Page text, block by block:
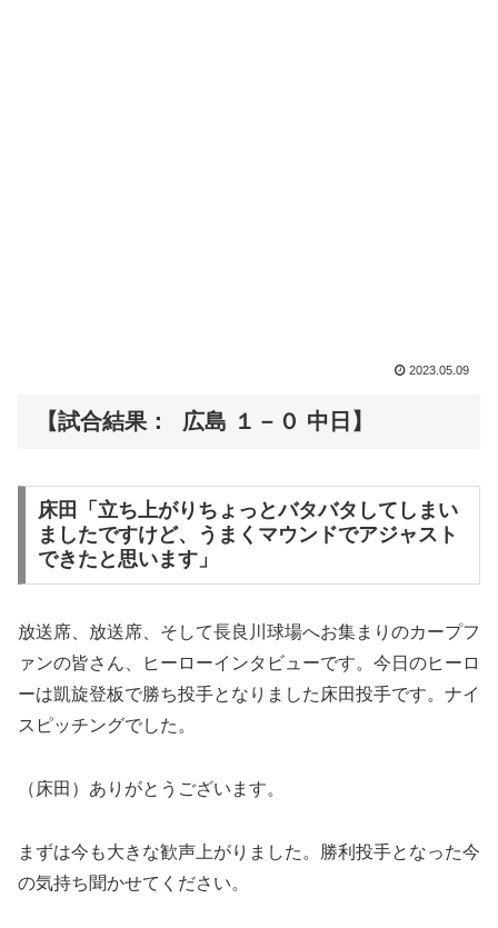
2023.05.09
【試合結果： 広島 １－０ 中日】
床田「立ち上がりちょっとバタバタしてしまい
ましたですけど、うまくマウンドでアジャスト
できたと思います」
放送席、放送席、そして長良川球場へお集まりのカープフ
ァンの皆さん、ヒーローインタビューです。今日のヒーロ
ーは凱旋登板で勝ち投手となりました床田投手です。ナイ
スピッチングでした。
（床田）ありがとうございます。
まずは今も大きな歓声上がりました。勝利投手となった今
の気持ち聞かせてください。